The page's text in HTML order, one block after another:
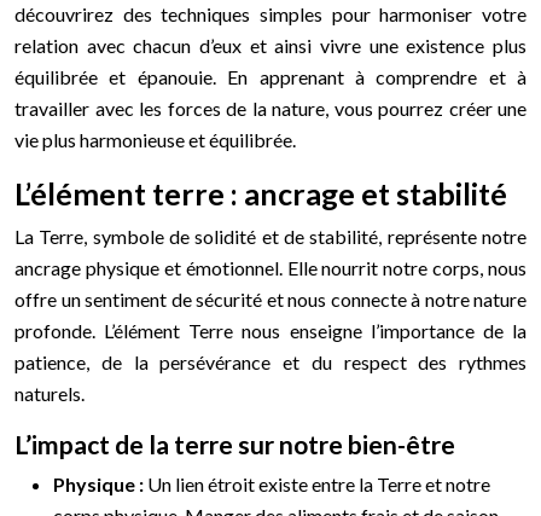
découvrirez des techniques simples pour harmoniser votre
relation avec chacun d’eux et ainsi vivre une existence plus
équilibrée et épanouie. En apprenant à comprendre et à
travailler avec les forces de la nature, vous pourrez créer une
vie plus harmonieuse et équilibrée.
L’élément terre : ancrage et stabilité
La Terre, symbole de solidité et de stabilité, représente notre
ancrage physique et émotionnel. Elle nourrit notre corps, nous
offre un sentiment de sécurité et nous connecte à notre nature
profonde. L’élément Terre nous enseigne l’importance de la
patience, de la persévérance et du respect des rythmes
naturels.
L’impact de la terre sur notre bien-être
Physique : Un lien étroit existe entre la Terre et notre